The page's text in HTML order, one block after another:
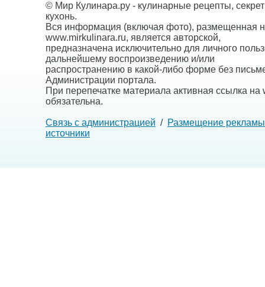
© Мир Кулинара.ру - кулинарные рецепты,
кухонь.
Вся информация (включая фото), размещенная
www.mirkulinara.ru, является авторской,
предназначена исключительно для личного
дальнейшему воспроизведению и/или
распространению в какой-либо форме без
Администрации портала.
При перепечатке материала активная ссылка на
обязательна.
Связь с администрацией / Размещение рекламы
источники